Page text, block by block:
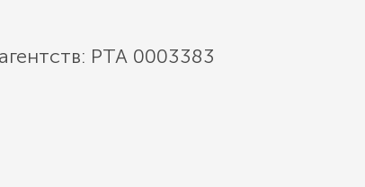
РТА 0003383